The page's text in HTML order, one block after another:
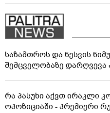
საზამთროს და ნესვის
შემცველობაზე
რა პასუხი აქვთ ირაკლი
ოპოზიციაში - პრემიერი